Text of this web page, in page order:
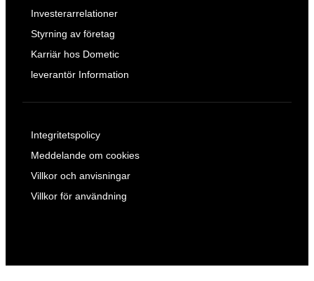
Investerarrelationer
Styrning av företag
Karriär hos Dometic
leverantör Information
Integritetspolicy
Meddelande om cookies
Villkor och anvisningar
Villkor för användning